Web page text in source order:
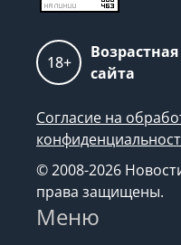
18+
сайта
Согласие на
© 2008-2026
права защищены.
Меню